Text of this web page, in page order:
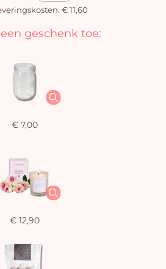
€ 11,60
geschenk toe:
€ 7,00
€ 12,90